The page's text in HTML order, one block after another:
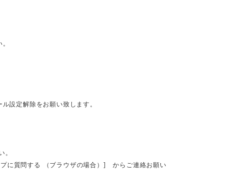
設定解除をお願い致します。
。
質問する （ブラウザの場合）] からご連絡お願い